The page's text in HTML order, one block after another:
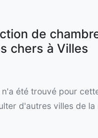
de
chers à Villes
n'a été trouvé pour
d'autres villes de la